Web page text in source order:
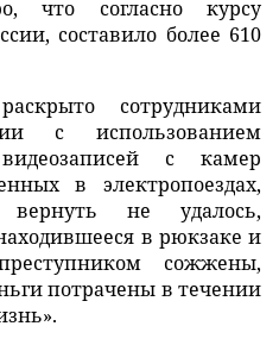
что согласно курсу
составило более 610
сотрудниками
с использованием
с камер
в электропоездах,
не удалось,
в рюкзаке и
сожжены,
потрачены в течении